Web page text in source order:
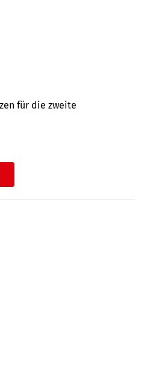
für die zweite